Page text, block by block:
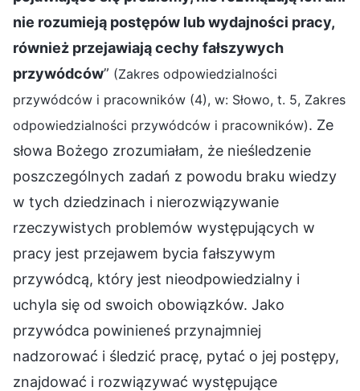
nie rozumieją postępów lub wydajności pracy,
również przejawiają cechy fałszywych
przywódców” (Zakres odpowiedzialności
przywódców i pracowników (4), w: Słowo, t. 5, Zakres
odpowiedzialności przywódców i pracowników). Ze
słowa Bożego zrozumiałam, że nieśledzenie
poszczególnych zadań z powodu braku wiedzy
w tych dziedzinach i nierozwiązywanie
rzeczywistych problemów występujących w
pracy jest przejawem bycia fałszywym
przywódcą, który jest nieodpowiedzialny i
uchyla się od swoich obowiązków. Jako
przywódca powinieneś przynajmniej
nadzorować i śledzić pracę, pytać o jej postępy,
znajdować i rozwiązywać występujące